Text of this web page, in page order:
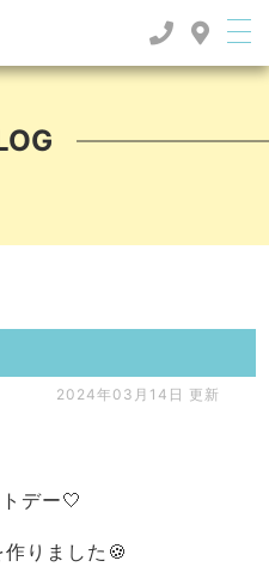
2024年03月14日 更新
デー🤍
りました🍪